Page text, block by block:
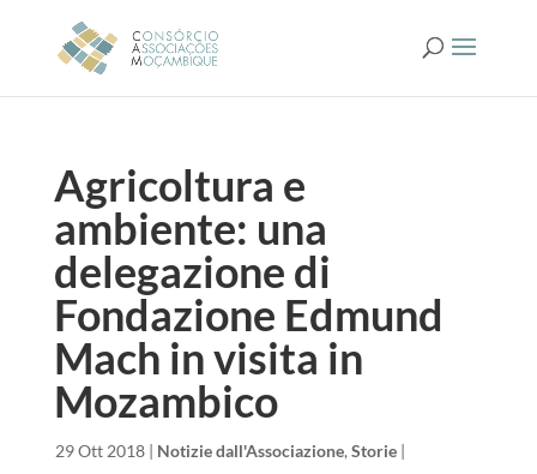
Agricoltura e
ambiente: una
delegazione di
Fondazione Edmund
Mach in visita in
Mozambico
29 Ott 2018| Notizie dall'Associazione, Storie|